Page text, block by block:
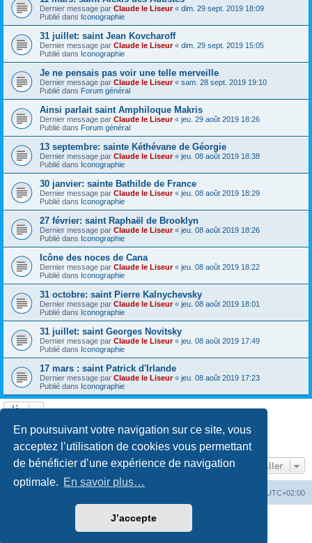
En poursuivant votre navigation sur ce site, vous
acceptez l’utilisation de cookies vous permettant
de bénéficier d’une expérience de navigation
optimale. En savoir plus…
J’accepte
Dernier message par Claude le Liseur« dim. 29 sept. 2019 18:09
Publié dans Iconographie
31 juillet: saint Jean Kovcharoff
Dernier message par Claude le Liseur« dim. 29 sept. 2019 15:05
Publié dans Iconographie
Je ne pensais pas voir une telle merveille
Dernier message par Claude le Liseur« sam. 28 sept. 2019 19:10
Publié dans Forum général
Ainsi parlait saint Amphiloque Makris
Dernier message par Claude le Liseur« jeu. 29 août 2019 18:26
Publié dans Forum général
13 septembre: sainte Kéthévane de Géorgie
Dernier message par Claude le Liseur« jeu. 08 août 2019 18:38
Publié dans Iconographie
30 janvier: sainte Bathilde de France
Dernier message par Claude le Liseur« jeu. 08 août 2019 18:29
Publié dans Iconographie
27 février: saint Raphaël de Brooklyn
Dernier message par Claude le Liseur« jeu. 08 août 2019 18:26
Publié dans Iconographie
Icône des noces de Cana
Dernier message par Claude le Liseur« jeu. 08 août 2019 18:22
Publié dans Iconographie
31 octobre: saint Pierre Kalnychevsky
Dernier message par Claude le Liseur« jeu. 08 août 2019 18:01
Publié dans Iconographie
31 juillet: saint Georges Novitsky
Dernier message par Claude le Liseur« jeu. 08 août 2019 17:49
Publié dans Iconographie
17 mars : saint Patrick d'Irlande
Dernier message par Claude le Liseur« jeu. 08 août 2019 17:23
Publié dans Iconographie
Page1sur20
3
Aller
UTC+02:00
phpBB® Forum Software © phpBB Limited
©